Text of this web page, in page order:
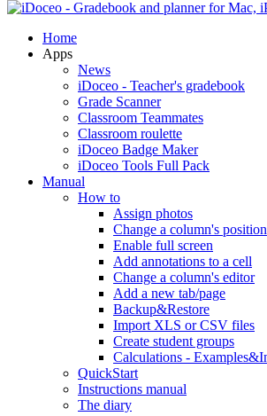
Home
Apps
News
iDoceo - Teacher's gradebook
Grade Scanner
Classroom Teammates
Classroom roulette
iDoceo Badge Maker
iDoceo Tools Full Pack
Manual
How to
Assign photos
Change a column's position
Enable full screen
Add annotations to a cell
Change a column's editor
Add a new tab/page
Backup&Restore
Import XLS or CSV files
Create student groups
Calculations -
QuickStart
Instructions manual
The diary